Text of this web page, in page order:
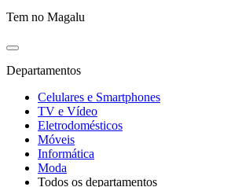
Tem no Magalu
Departamentos
Celulares e Smartphones
TV e Vídeo
Eletrodomésticos
Móveis
Informática
Moda
Todos os departamentos